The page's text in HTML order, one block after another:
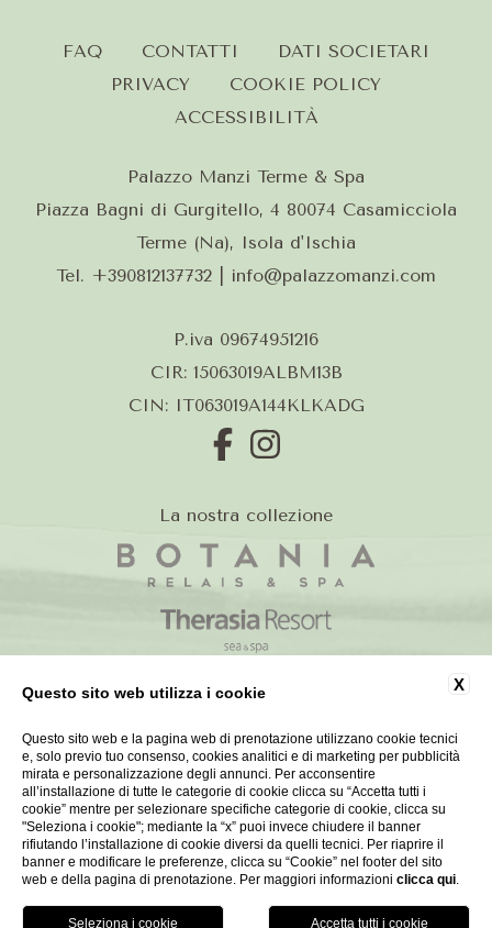
FAQ CONTATTI
DATI SOCIETARI
PRIVACY
COOKIE POLICY
ACCESSIBILITÀ
Palazzo Manzi Terme & Spa
Piazza Bagni di Gurgitello, 4 80074 Casamicciola
Terme (Na), Isola d'Ischia
Tel. +390812137732 | info@palazzomanzi.com
P.iva 09674951216
CIR: 15063019ALBM13B
CIN: IT063019A144KLKADG
La nostra collezione
WEBSITE BY BLASTNESS
X
Questo sito web utilizza i cookie
Questo sito web e la pagina web di prenotazione utilizzano cookie tecnici
e, solo previo tuo consenso, cookies analitici e di marketing per pubblicità
mirata e personalizzazione degli annunci. Per acconsentire
all’installazione di tutte le categorie di cookie clicca su “Accetta tutti i
cookie” mentre per selezionare specifiche categorie di cookie, clicca su
"Seleziona i cookie"; mediante la “x” puoi invece chiudere il banner
rifiutando l’installazione di cookie diversi da quelli tecnici. Per riaprire il
banner e modificare le preferenze, clicca su “Cookie” nel footer del sito
web e della pagina di prenotazione. Per maggiori informazioni clicca qui.